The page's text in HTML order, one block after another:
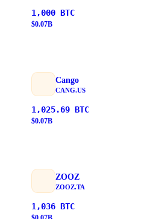
1,000 BTC
$0.07B
Cango
CANG.US
1,025.69 BTC
$0.07B
ZOOZ
ZOOZ.TA
1,036 BTC